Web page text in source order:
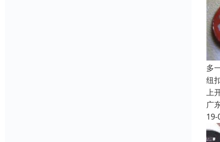
多
纽
上
广
19-